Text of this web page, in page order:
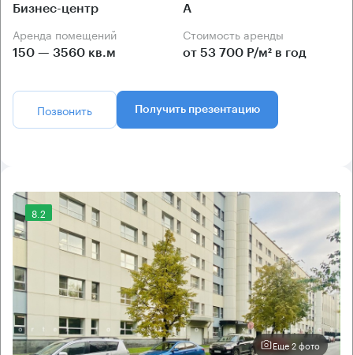
Бизнес-центр А
Аренда помещений
150 — 3560 кв.м
Стоимость аренды
от 53 700 Р/м² в год
Позвонить Получить презентацию
8.2
Еще 2 фото